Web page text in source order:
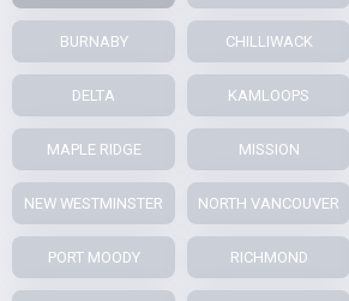
BURNABY CHILLIWACK
DELTA KAMLOOPS
MAPLE RIDGE MISSION
NEW WESTMINSTER NORTH VANCOUVER
PORT MOODY RICHMOND